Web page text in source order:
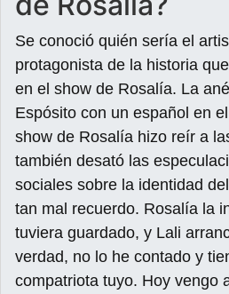
Se conoció quién sería el
protagonista de la historia
en el show de Rosalía. La
Espósito con un español en
show de Rosalía hizo reír a
también desató las
sociales sobre la identidad
tan mal recuerdo. Rosalía la
tuviera guardado, y Lali
verdad, no lo he contado y
compatriota tuyo. Hoy vengo